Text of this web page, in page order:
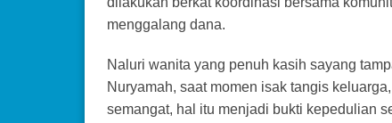
menggalang dana.
Naluri wanita yang penuh kasih sayang
Nuryamah, saat momen isak tangis
semangat, hal itu menjadi bukti kepedulian